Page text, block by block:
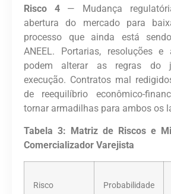
Risco 4— Mudança
abertura do mercado para
processo que ainda está
ANEEL. Portarias, resoluções e
podem alterar as regras do
execução. Contratos mal
de reequilíbrio econômico-
tornar armadilhas para ambos os
Tabela 3: Matriz de Riscos e
Comercializador Varejista
Risco Probabilidade